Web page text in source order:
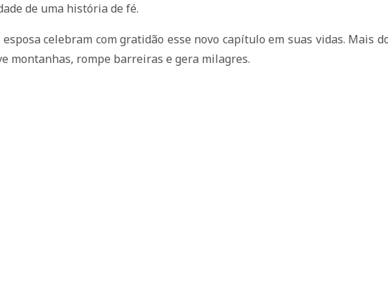
de uma história de fé.
celebram com gratidão esse novo capítulo em suas vidas. Mais
montanhas, rompe barreiras e gera milagres.